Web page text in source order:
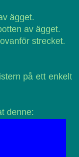
ägget.
av ägget.
strecket.
på ett enkelt
denne: